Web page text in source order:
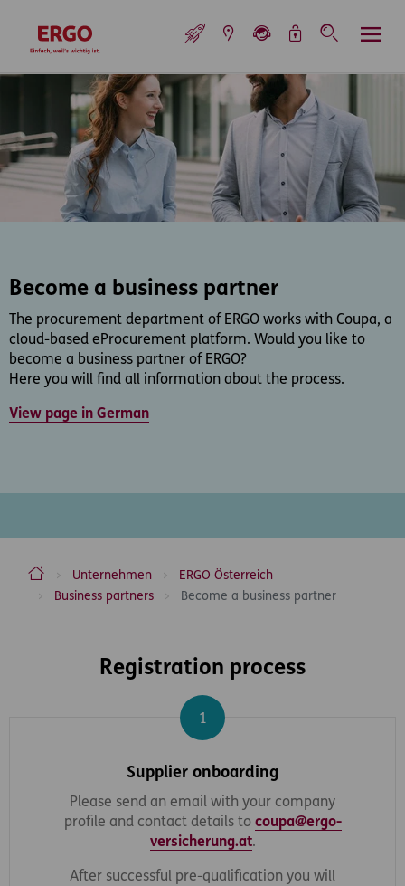
zur Startseite
Become a business partner
The procurement department of ERGO works with Coupa, a
cloud-based eProcurement platform. Would you like to
become a business partner of ERGO?
Here you will find all information about the process.
View page in German
ERGO Versicherung Aktiengesellschaft
Unternehmen
ERGO Österreich
Business partners
Become a business partner
Registration process
Supplier onboarding
Please send an email with your company
profile and contact details to coupa@ergo-
versicherung.at.
After successful pre-qualification you will